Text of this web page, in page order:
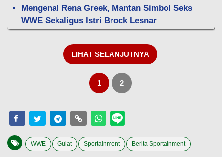
Mengenal Rena Greek, Mantan Simbol Seks
WWE Sekaligus Istri Brock Lesnar
LIHAT SELANJUTNYA
1 2
WWE Gulat Sportainment Berita Sportainment